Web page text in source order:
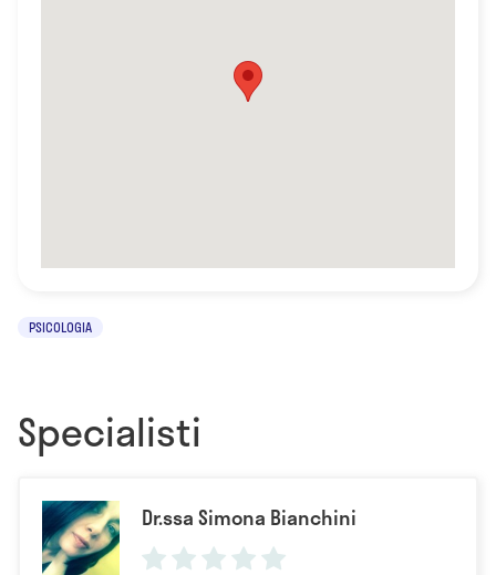
PSICOLOGIA
Specialisti
Dr.ssa Simona Bianchini